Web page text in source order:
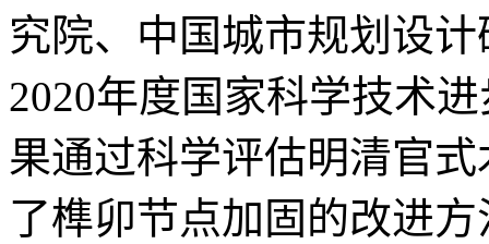
究院、中国城市规划设
2020年度国家科学技术
果通过科学评估明清官
了榫卯节点加固的改进